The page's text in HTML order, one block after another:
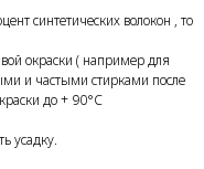
синтетических волокон , то
окраски ( например для
и частыми стирками после
до + 90°С
усадку.